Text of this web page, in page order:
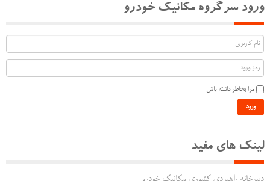
ورود سرگروه مکانیک خودرو
مرا بخاطر داشته باش
ورود
لینک های مفید